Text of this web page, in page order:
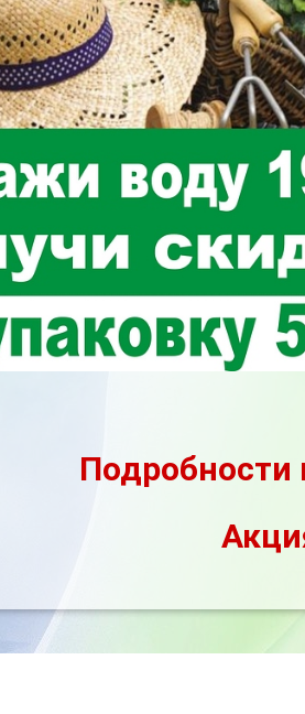
Подробности